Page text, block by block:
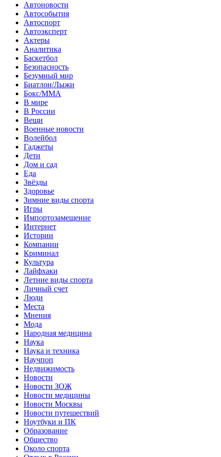
Автоновости
Автособытия
Автоспорт
Автоэксперт
Актеры
Аналитика
Баскетбол
Безопасность
Безумный мир
Биатлон/Лыжи
Бокс/MMA
В мире
В России
Вещи
Военные новости
Волейбол
Гаджеты
Дети
Дом и сад
Еда
Звёзды
Здоровье
Зимние виды спорта
Игры
Импортозамещение
Интернет
Истории
Компании
Криминал
Культура
Лайфхаки
Летние виды спорта
Личный счет
Люди
Места
Мнения
Мода
Народная медицина
Наука
Наука и техника
Научпоп
Недвижимость
Новости
Новости ЗОЖ
Новости медицины
Новости Москвы
Новости путешествий
Ноутбуки и ПК
Образование
Общество
Около спорта